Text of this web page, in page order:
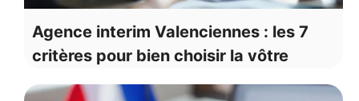
Agence interim Valenciennes : les 7
critères pour bien choisir la vôtre